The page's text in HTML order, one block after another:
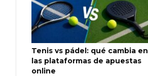
Tenis vs pádel: qué cambia en
las plataformas de apuestas
online